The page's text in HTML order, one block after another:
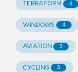
TERRAFORM 4
WINDOWS 4
AVIATION 3
CYCLING 3